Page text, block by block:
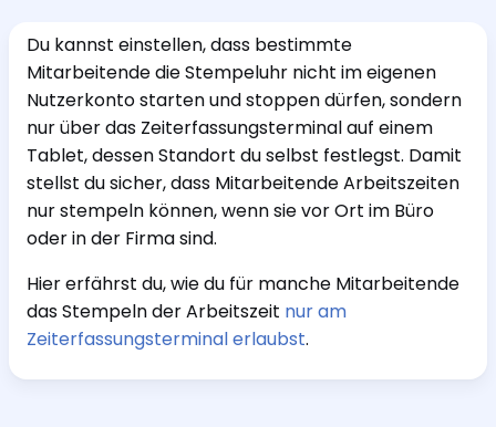
Du kannst einstellen, dass bestimmte
Mitarbeitende die Stempeluhr nicht im eigenen
Nutzerkonto starten und stoppen dürfen, sondern
nur über das Zeiterfassungsterminal auf einem
Tablet, dessen Standort du selbst festlegst. Damit
stellst du sicher, dass Mitarbeitende Arbeitszeiten
nur stempeln können, wenn sie vor Ort im Büro
oder in der Firma sind.
Hier erfährst du, wie du für manche Mitarbeitende
das Stempeln der Arbeitszeit nur am
Zeiterfassungsterminal erlaubst.